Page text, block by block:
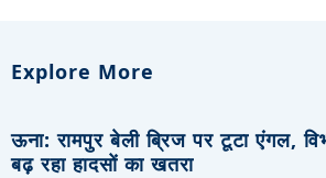
Explore More
ऊना: रामपुर बेली ब्रिज पर टूटा एंगल,
बढ़ रहा हादसों का खतरा